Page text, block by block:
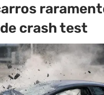
crash test